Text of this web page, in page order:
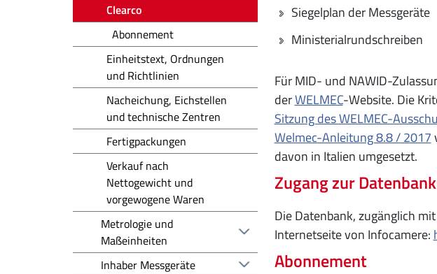
Siegelplan der Messgeräte
Ministerialrundschreiben
Für MID- und NAWID-
derWELMEC-Website. Die
Sitzung des WELMEC-
Welmec-Anleitung 8.8 / 2017
davon in Italien umgesetzt.
Zugang zur Datenbank
Die Datenbank, zugänglich
Internetseite von Infocamere:
Abonnement
Clearco
Abonnement
Einheitstext, Ordnungen
und Richtlinien
Nacheichung, Eichstellen
und technische Zentren
Fertigpackungen
Verkauf nach
Nettogewicht und
vorgewogene Waren
Metrologie und
Maßeinheiten
Inhaber Messgeräte